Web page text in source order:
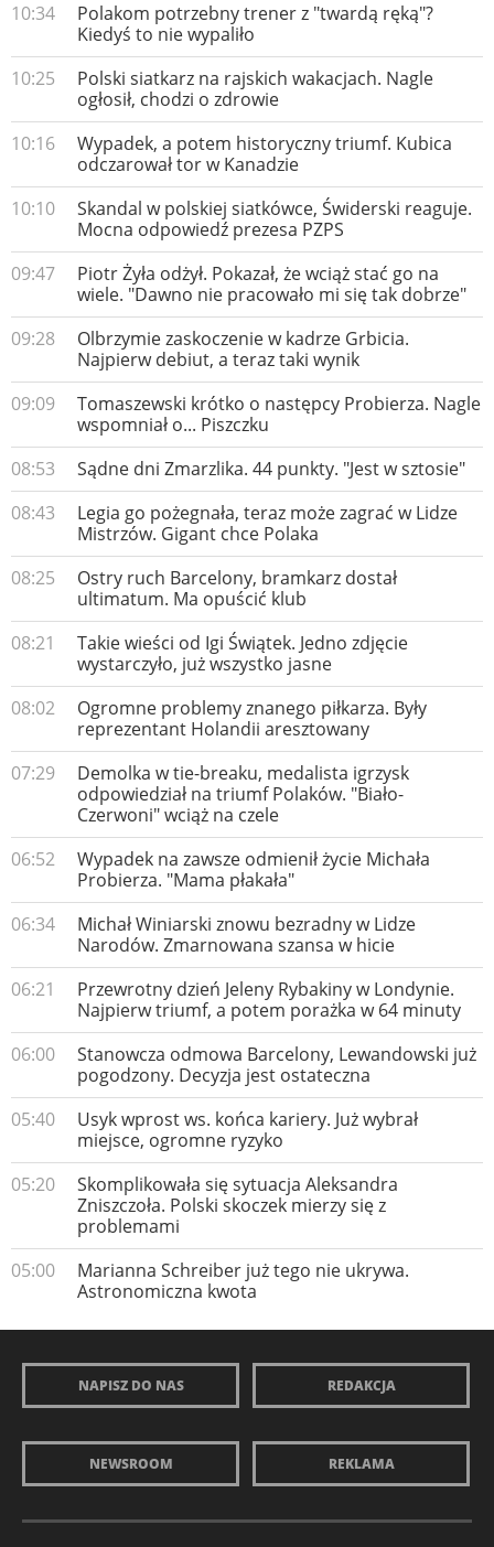
10:34
Polakom potrzebny trener z "twardą ręką"?
Kiedyś to nie wypaliło
10:25
Polski siatkarz na rajskich wakacjach. Nagle
ogłosił, chodzi o zdrowie
10:16
Wypadek, a potem historyczny triumf. Kubica
odczarował tor w Kanadzie
10:10
Skandal w polskiej siatkówce, Świderski reaguje.
Mocna odpowiedź prezesa PZPS
09:47
Piotr Żyła odżył. Pokazał, że wciąż stać go na
wiele. "Dawno nie pracowało mi się tak dobrze"
09:28
Olbrzymie zaskoczenie w kadrze Grbicia.
Najpierw debiut, a teraz taki wynik
09:09
Tomaszewski krótko o następcy Probierza. Nagle
wspomniał o... Piszczku
08:53
Sądne dni Zmarzlika. 44 punkty. "Jest w sztosie"
08:43
Legia go pożegnała, teraz może zagrać w Lidze
Mistrzów. Gigant chce Polaka
08:25
Ostry ruch Barcelony, bramkarz dostał
ultimatum. Ma opuścić klub
08:21
Takie wieści od Igi Świątek. Jedno zdjęcie
wystarczyło, już wszystko jasne
08:02
Ogromne problemy znanego piłkarza. Były
reprezentant Holandii aresztowany
07:29
Demolka w tie-breaku, medalista igrzysk
odpowiedział na triumf Polaków. "Biało-
Czerwoni" wciąż na czele
06:52
Wypadek na zawsze odmienił życie Michała
Probierza. "Mama płakała"
06:34
Michał Winiarski znowu bezradny w Lidze
Narodów. Zmarnowana szansa w hicie
06:21
Przewrotny dzień Jeleny Rybakiny w Londynie.
Najpierw triumf, a potem porażka w 64 minuty
06:00
Stanowcza odmowa Barcelony, Lewandowski już
pogodzony. Decyzja jest ostateczna
05:40
Usyk wprost ws. końca kariery. Już wybrał
miejsce, ogromne ryzyko
05:20
Skomplikowała się sytuacja Aleksandra
Zniszczoła. Polski skoczek mierzy się z
problemami
05:00
Marianna Schreiber już tego nie ukrywa.
Astronomiczna kwota
NAPISZ DO NAS REDAKCJA
NEWSROOM REKLAMA